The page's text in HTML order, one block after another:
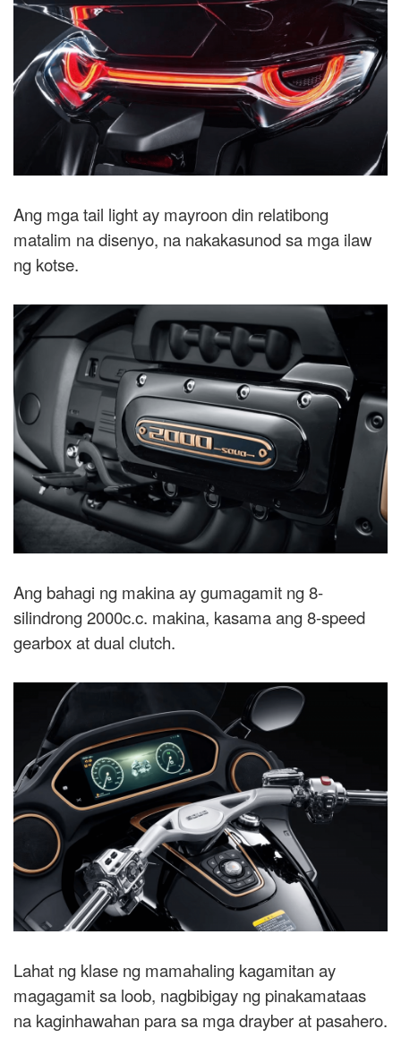
Ang mga tail light ay mayroon din relatibong
matalim na disenyo, na nakakasunod sa mga ilaw
ng kotse.
Ang bahagi ng makina ay gumagamit ng 8-
silindrong 2000c.c. makina, kasama ang 8-speed
gearbox at dual clutch.
Lahat ng klase ng mamahaling kagamitan ay
magagamit sa loob, nagbibigay ng pinakamataas
na kaginhawahan para sa mga drayber at pasahero.